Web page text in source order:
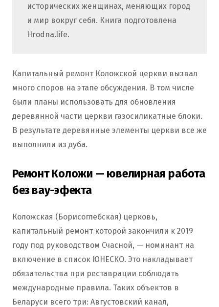
исторических женщинах, меняющих город
и мир вокруг себя. Книга подготовлена
Hrodna.life.
Капитальный ремонт Коложской церкви вызвал
много споров на этапе обсуждения. В том числе
были планы использовать для обновления
деревянной части церкви газосиликатные блоки.
В результате деревянные элементы церкви все же
выполнили из дуба.
Ремонт Коложи — ювелирная работа
без вау-эфекта
Коложская (Борисоглебская) церковь,
капитальный ремонт которой закончили к 2019
году под руководством Счасной, — номинант на
включение в список ЮНЕСКО. Это накладывает
обязательства при реставрации соблюдать
международные правила. Таких объектов в
Беларуси всего три: Августовский канал,